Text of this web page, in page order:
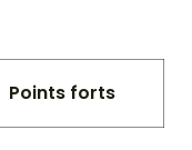
Points forts